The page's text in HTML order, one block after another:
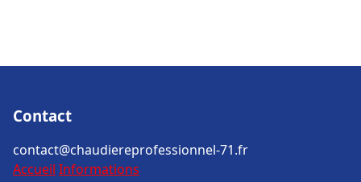
Contact
contact@chaudiereprofessionnel-71.fr
Accueil Informations